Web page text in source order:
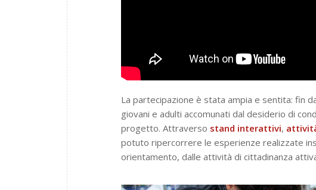
La partecipazione è stata ampia e sentita: fin
giovani e adulti accomunati dal desiderio di
progetto. Attraverso stand interattivi,
potuto ripercorrere le esperienze realizzate
orientamento, dalle attività di cittadinanza